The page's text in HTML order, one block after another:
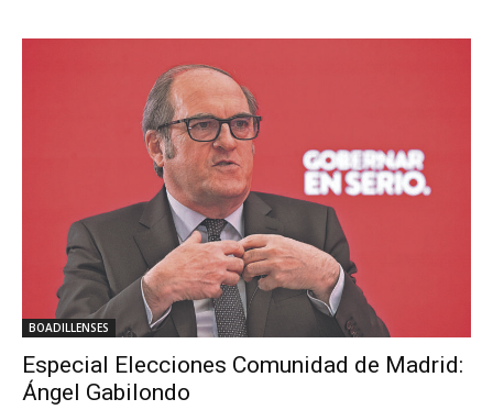
BOADILLENSES
Especial Elecciones Comunidad de Madrid:
Ángel Gabilondo